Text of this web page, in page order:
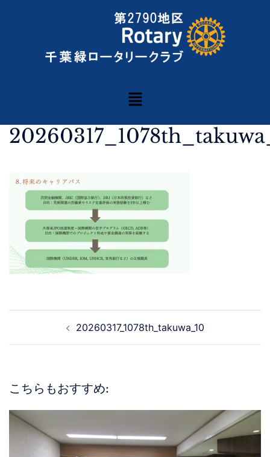
20260317_1078th_takuwa_10
こちらもおすすめ: